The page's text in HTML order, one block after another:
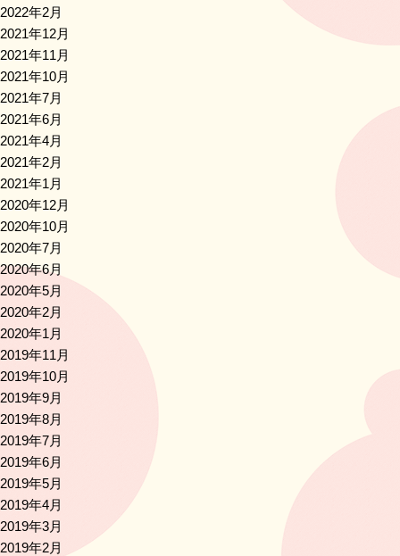
2022年2月
2021年12月
2021年11月
2021年10月
2021年7月
2021年6月
2021年4月
2021年2月
2021年1月
2020年12月
2020年10月
2020年7月
2020年6月
2020年5月
2020年2月
2020年1月
2019年11月
2019年10月
2019年9月
2019年8月
2019年7月
2019年6月
2019年5月
2019年4月
2019年3月
2019年2月